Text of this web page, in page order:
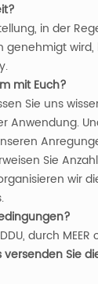
in der
genehmigt
mit Euch?
Sie uns
Anwendung.
Sie
wir
durch MEER
Sie